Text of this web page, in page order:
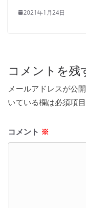
2021年1月24日
コメントを残
メールアドレスが公
いている欄は必須項
コメント ※